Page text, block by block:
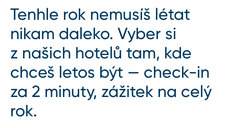
Tenhle rok nemusíš létat
nikam daleko. Vyber si
z našich hotelů tam, kde
chceš letos být — check-in
za 2 minuty, zážitek na celý
rok.